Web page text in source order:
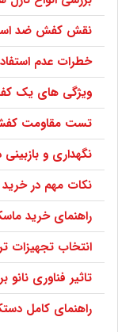
نقش کفش ضد
خطرات عدم
ویژگی های یک
تست مقاومت کفش
نگهداری و
نکات مهم در
راهنمای خرید
انتخاب تجهیزات
تاثیر فناوری
راهنمای کامل